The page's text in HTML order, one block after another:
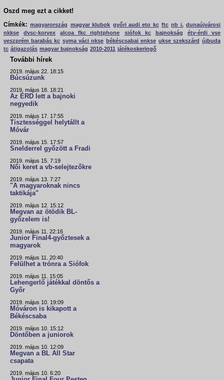
Oszd meg ezt a cikket!
Címkék: magyarország magyar klubok győri audi eto kc ftc nb i. dunaújvárosi
nkkse
dvsc-korvex alcoa fkc rightphone siófok kc bajnokság
étv-érdi vse
veszprém barabás kc syma váci nkse békéscsabai enkse ukse szekszárd újbuda
tc átigazolás magyar bajnokság 2010-2011 játékoskeringő
További hírek
2019. május 22. 18:15
Búcsúzunk
2019. május 18. 18:21
Az ÉRD lett a bajnoki
negyedik
2019. május 17. 17:55
Tisztességgel helytállt a
Móvár
2019. május 15. 17:57
Snelderrel győzött a Fradi
2019. május 15. 7:19
Női keret a vb-selejtezőkre
2019. május 13. 7:27
"A magyaroknak nincs
taktikája"
2019. május 12. 15:12
Megvan az ötödik BL-
győzelem is!
2019. május 11. 22:16
Junior Final4-győztesek a
magyarok
2019. május 11. 20:40
Felülhet a trónra a Siófok
2019. május 11. 15:05
Lehengerlő játékkal döntős a
Győr
2019. május 10. 19:09
Móváron is kikapott a
Békéscsaba
2019. május 10. 15:12
Döntőben a juniorok
2019. május 10. 12:09
Megvan a BL All Star
csapata
2019. május 10. 6:20